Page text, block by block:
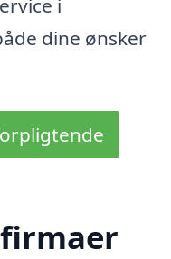
i
dine ønsker